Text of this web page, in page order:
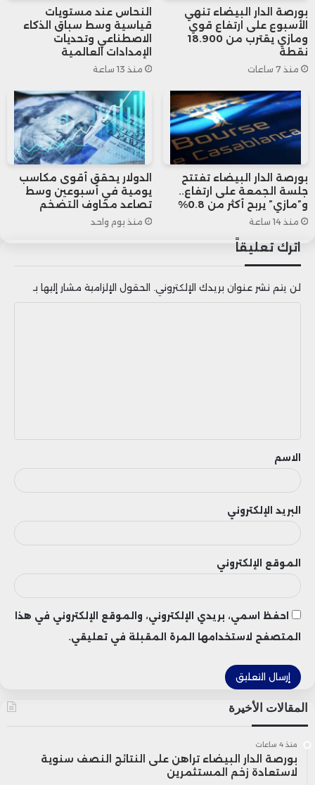
وفيما يخص عمليات البيع في سوق الأسهم،
ألقى “ترامب” باللوم على “العولميين”، وهو
مصطلح استخدمه لوصف بعض الشركات
والدول.
وأضاف: “أعتقد أن العولميين هم من يرون
مدى ثراء بلدنا ولا يحبون ذلك، سوق كبيرة هنا،
لكنهم ظلوا ينهبون هذا البلد لسنوات، ولا
يمكننا السماح باستمرار هذا الأمر، وإلا فلن
يكون لدينا بلد بعد الآن”.
بورصة الدار البيضاء تنهي
الأسبوع على ارتفاع قوي
ومازي يقترب من 18.900
نقطة
منذ 7 ساعات
النحاس عند مستويات
قياسية وسط سباق الذكاء
الاصطناعي وتحديات
الإمدادات العالمية
منذ 13 ساعة
بورصة الدار البيضاء تفتتح
جلسة الجمعة على ارتفاع..
و”مازي” يربح أكثر من 0.8%
منذ 14 ساعة
الدولار يحقق أقوى مكاسب
يومية في أسبوعين وسط
تصاعد مخاوف التضخم
منذ يوم واحد
اترك تعليقاً
لن يتم نشر عنوان بريدك الإلكتروني. الحقول الإلزامية مشار إليها بـ
ق
الاسم
البريد الإلكتروني
الموقع الإلكتروني
احفظ اسمي، بريدي الإلكتروني، والموقع الإلكتروني في هذا
المتصفح لاستخدامها المرة المقبلة في تعليقي.
المقالات الأخيرة
منذ 4 ساعات
بورصة الدار البيضاء تراهن على النتائج النصف سنوية
لاستعادة زخم المستثمرين